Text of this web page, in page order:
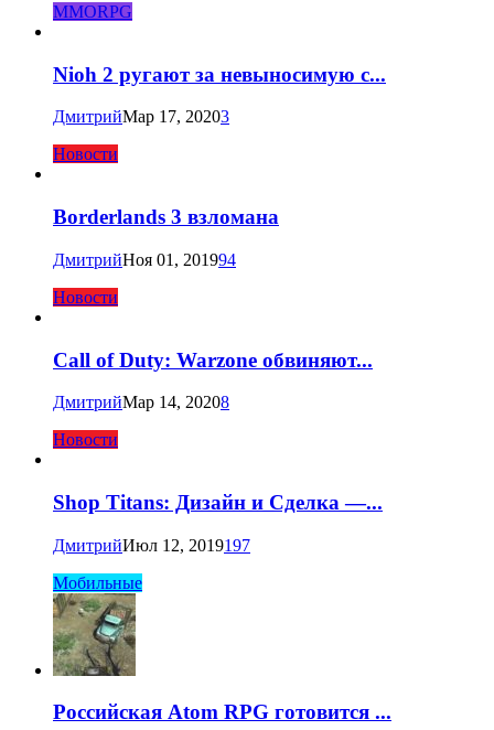
MMORPG
Nioh 2 ругают за невыносимую с...
ДмитрийМар 17, 20203
Новости
Borderlands 3 взломана
ДмитрийНоя 01, 201994
Новости
Call of Duty: Warzone обвиняют...
ДмитрийМар 14, 20208
Новости
Shop Titans: Дизайн и Сделка —...
ДмитрийИюл 12, 2019197
Мобильные
Российская Atom RPG готовится ...